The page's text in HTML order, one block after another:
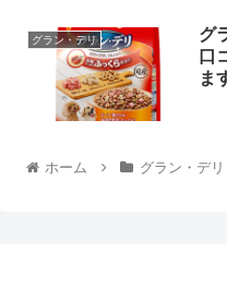
グラン・デリ
グ
口
ま
ホーム グラン・デリ